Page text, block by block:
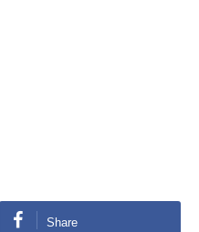
Share